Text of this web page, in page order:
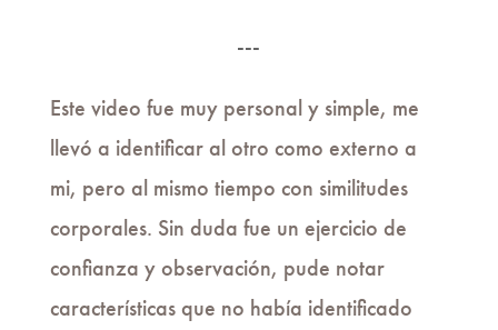
---
Este video fue muy personal y simple, me
llevó a identificar al otro como externo a
mi, pero al mismo tiempo con similitudes
corporales. Sin duda fue un ejercicio de
confianza y observación, pude notar
características que no había identificado